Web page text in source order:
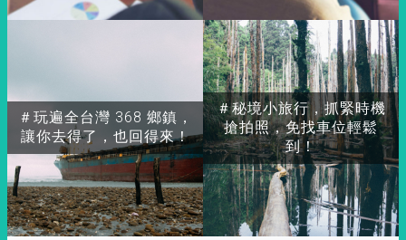
＃玩遍全台灣 368 鄉鎮，
讓你去得了，也回得來！
＃秘境小旅行，抓緊時機
搶拍照，免找車位輕鬆
到！